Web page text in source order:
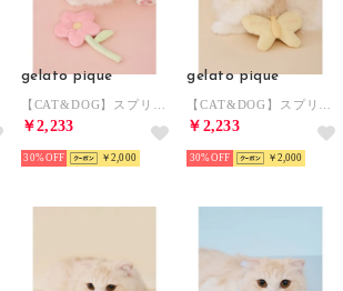
gelato pique
￥2,233
30% ￥2,000
gelato pique
￥2,233
30% ￥2,000